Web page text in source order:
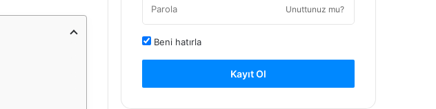
Unuttunuz mu?
Beni hatırla
Kayıt Ol